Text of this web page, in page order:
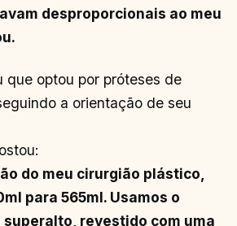
desproporcionais ao meu
que optou por próteses de
a orientação de seu
do meu cirurgião plástico,
para 565ml. Usamos o
revestido com uma